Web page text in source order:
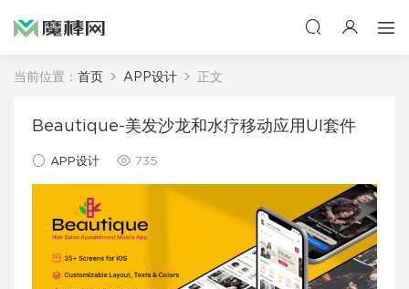
当前位置： 首页 APP设计 正文
Beautique-美发沙龙和水疗移动应用UI套件
APP设计 735